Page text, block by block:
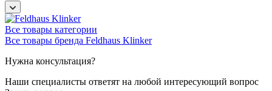
Все товары категории
Все товары бренда Feldhaus Klinker
Нужна консультация?
Наши специалисты ответят на любой интересующий вопрос